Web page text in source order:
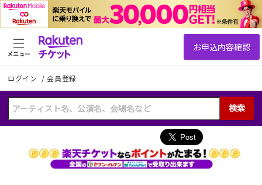
ログイン /会員登録
検索
メニュー